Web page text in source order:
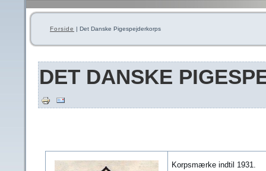
Forside | Det Danske Pigespejderkorps
DET DANSKE
Korpsmærke indtil 1931.